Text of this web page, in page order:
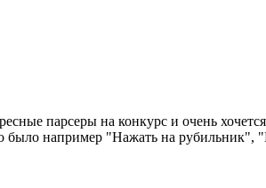
парсеры на конкурс и очень
например "Нажать на